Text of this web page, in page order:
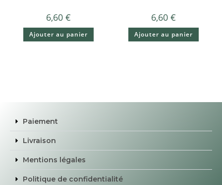
6,60€
Ajouter au panier
6,60 €
Ajouter au panier
Paiement
Livraison
Mentions légales
Politique de confidentialité